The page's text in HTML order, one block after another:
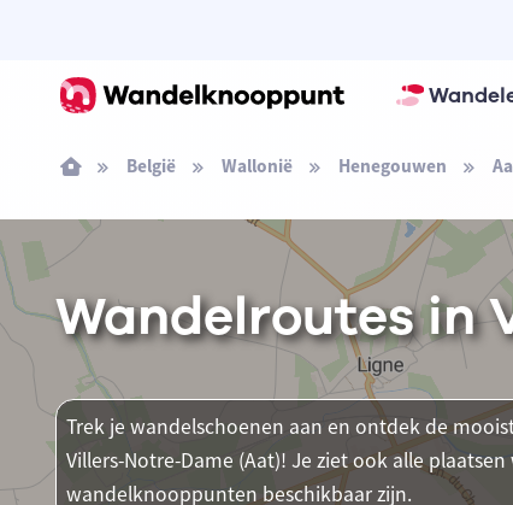
België Wallonië Henegouwen
Wandelroutes in
Trek je wandelschoenen aan en ontdek de
Villers-Notre-Dame (Aat)! Je ziet ook alle
wandelknooppunten beschikbaar zijn.